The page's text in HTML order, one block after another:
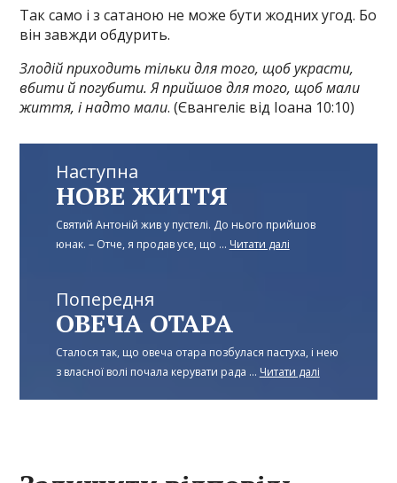
Так само і з сатаною не може бути жодних угод. Бо
він завжди обдурить.
Злодій приходить тільки для того, щоб украсти,
вбити й погубити. Я прийшов для того, щоб мали
життя, і надто мали. (Євангеліє від Іоана 10:10)
Наступна
НОВЕ ЖИТТЯ
Святий Антоній жив у пустелі. До нього прийшов
юнак. – Отче, я продав усе, що ... Читати далі
Попередня
ОВЕЧА ОТАРА
Сталося так, що овеча отара позбулася пастуха, і нею
з власної волі почала керувати рада ... Читати далі